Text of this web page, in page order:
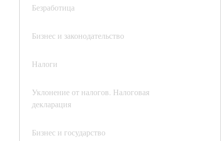
Безработица
Бизнес и законодательство
Налоги
Уклонение от налогов. Налоговая
декларация
Бизнес и государство